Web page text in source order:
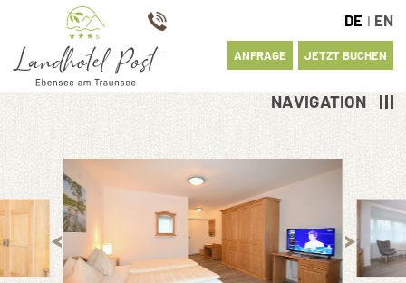
DE I EN
ANFRAGE JETZT BUCHEN
NAVIGATION